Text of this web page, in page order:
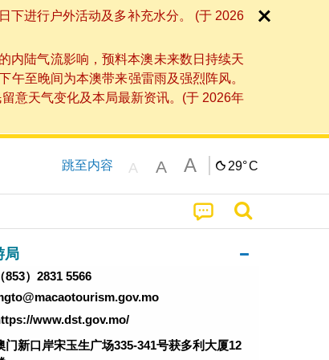
下进行户外活动及多补充水分。 (于 2026
内陆气流影响，预料本澳未来数日持续天
至晚间为本澳带来强雷雨及强烈阵风。
意天气变化及本局最新资讯。(于 2026年
跳至内容 A A A 29°C
局
（853）2831 5566
www.dst.gov.mo/
门新口岸宋玉生广场335-341号获多利大厦12